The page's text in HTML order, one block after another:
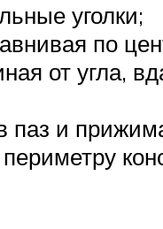
уголки;
по
от угла,
паз и